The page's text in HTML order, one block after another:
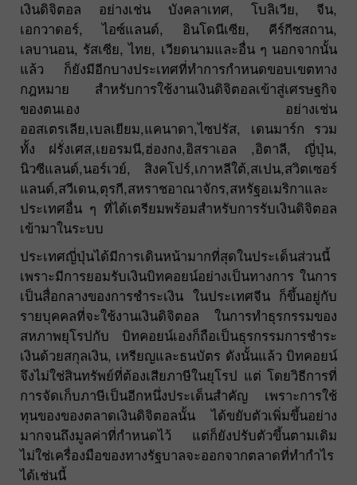
เงินดิจิตอล อย่างเช่น บังคลาเทศ, โบลิเวีย, จีน,
เอกวาดอร์, ไอซ์แลนด์, อินโดนีเซีย, คีร์กีซสถาน,
เลบานอน, รัสเซีย, ไทย, เวียดนามและอื่น ๆ นอกจากนั้น
แล้ว ก็ยังมีอีกบางประเทศที่ทำการกำหนดขอบเขตทาง
กฎหมาย สำหรับการใช้งานเงินดิจิตอลเข้าสู่เศรษฐกิจ
ของตนเอง อย่างเช่น
ออสเตรเลีย,เบลเยียม,แคนาดา,ไซปรัส, เดนมาร์ก รวม
ทั้ง ฝรั่งเศส,เยอรมนี,ฮ่องกง,อิสราเอล ,อิตาลี, ญี่ปุ่น,
นิวซีแลนด์,นอร์เวย์, สิงคโปร์,เกาหลีใต้,สเปน,สวิตเซอร์
แลนด์,สวีเดน,ตุรกี,สหราชอาณาจักร,สหรัฐอเมริกาและ
ประเทศอื่น ๆ ที่ได้เตรียมพร้อมสำหรับการรับเงินดิจิตอล
เข้ามาในระบบ
ประเทศญี่ปุ่นได้มีการเดินหน้ามากที่สุดในประเด็นส่วนนี้
เพราะมีการยอมรับเงินบิทคอยน์อย่างเป็นทางการ ในการ
เป็นสื่อกลางของการชำระเงิน ในประเทศจีน ก็ขึ้นอยู่กับ
รายบุคคลที่จะใช้งานเงินดิจิตอล ในการทำธุรกรรมของ
สหภาพยุโรปกับ บิทคอยน์เองก็ถือเป็นธุรกรรมการชำระ
เงินด้วยสกุลเงิน, เหรียญและธนบัตร ดังนั้นแล้ว บิทคอยน์
จึงไม่ใช่สินทรัพย์ที่ต้องเสียภาษีในยุโรป แต่ โดยวิธีการที่
การจัดเก็บภาษีเป็นอีกหนึ่งประเด็นสำคัญ เพราะการใช้
ทุนของของตลาดเงินดิจิตอลนั้น ได้ขยับตัวเพิ่มขึ้นอย่าง
มากจนถึงมูลค่าที่กำหนดไว้ แต่ก็ยังปรับตัวขึ้นตามเดิม
ไม่ใช่เครื่องมือของทางรัฐบาลจะออกจากตลาดที่ทำกำไร
ได้เช่นนี้